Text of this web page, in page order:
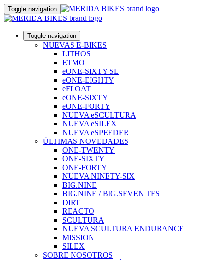
Toggle navigation
Toggle navigation
NUEVAS E-BIKES
LITHOS
ETMO
eONE-SIXTY SL
eONE-EIGHTY
eFLOAT
eONE-SIXTY
eONE-FORTY
NUEVA eSCULTURA
NUEVA eSILEX
NUEVA eSPEEDER
ÚLTIMAS NOVEDADES
ONE-TWENTY
ONE-SIXTY
ONE-FORTY
NUEVA NINETY-SIX
BIG.NINE
BIG.NINE / BIG.SEVEN TFS
DIRT
REACTO
SCULTURA
NUEVA SCULTURA ENDURANCE
MISSION
SILEX
SOBRE NOSOTROS